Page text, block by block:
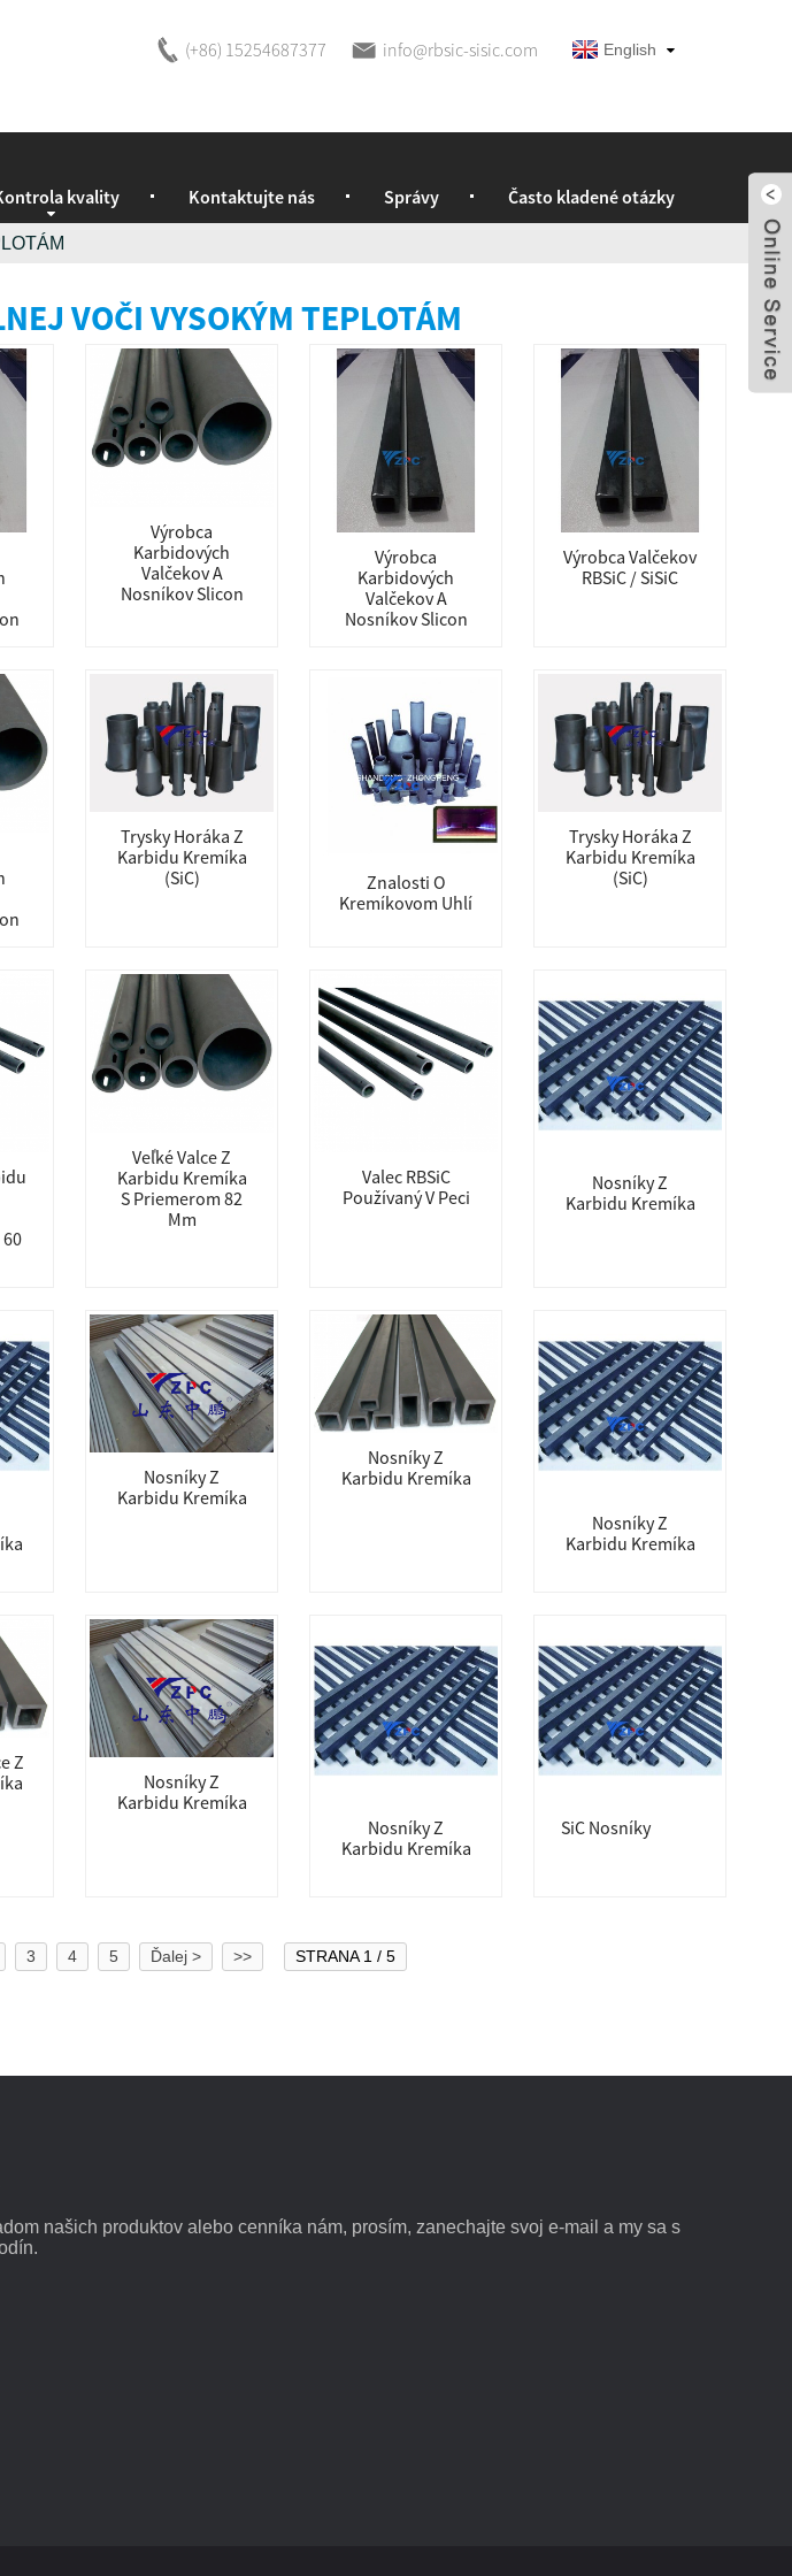
(+86) 15254687377 info@rbsic-sisic.com English
kvality Kontaktujte nás Správy Často kladené otázky
VOČI VYSOKÝM TEPLOTÁM
Výrobca
Karbidových
Valčekov A
Nosníkov Slicon
Výrobca
Karbidových
Valčekov A
Nosníkov Slicon
Výrobca Valčekov
RBSiC / SiSiC
Trysky Horáka Z
Karbidu Kremíka
(SiC)
Znalosti O
Kremíkovom Uhlí
Trysky Horáka Z
Karbidu Kremíka
(SiC)
Veľké Valce Z
Karbidu Kremíka
S Priemerom 82
Mm
Valec RBSiC
Používaný V Peci
Nosníky Z
Karbidu Kremíka
Nosníky Z
Karbidu Kremíka
Nosníky Z
Karbidu Kremíka
Nosníky Z
Karbidu Kremíka
Z
Nosníky Z
Karbidu Kremíka
Nosníky Z
Karbidu Kremíka
SiC Nosníky
3 4 5 Ďalej > >> STRANA 1 / 5
našich produktov alebo cenníka nám, prosím, zanechajte svoj e-mail a my sa s